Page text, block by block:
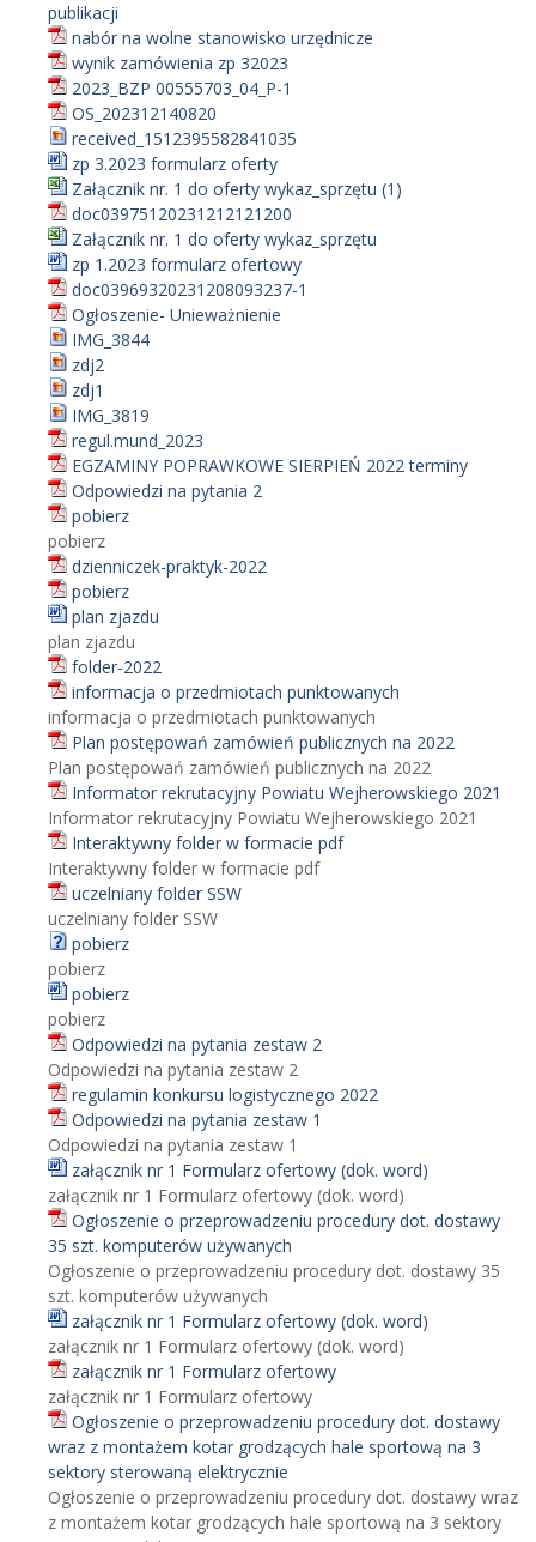
publikacji
nabór na wolne stanowisko urzędnicze
wynik zamówienia zp 32023
2023_BZP 00555703_04_P-1
OS_202312140820
received_1512395582841035
zp 3.2023 formularz oferty
Załącznik nr. 1 do oferty wykaz_sprzętu (1)
doc03975120231212121200
Załącznik nr. 1 do oferty wykaz_sprzętu
zp 1.2023 formularz ofertowy
doc03969320231208093237-1
Ogłoszenie- Unieważnienie
IMG_3844
zdj2
zdj1
IMG_3819
regul.mund_2023
EGZAMINY POPRAWKOWE SIERPIEŃ 2022 terminy
Odpowiedzi na pytania 2
pobierz
pobierz
dzienniczek-praktyk-2022
pobierz
plan zjazdu
plan zjazdu
folder-2022
informacja o przedmiotach punktowanych
informacja o przedmiotach punktowanych
Plan postępowań zamówień publicznych na 2022
Plan postępowań zamówień publicznych na 2022
Informator rekrutacyjny Powiatu Wejherowskiego 2021
Informator rekrutacyjny Powiatu Wejherowskiego 2021
Interaktywny folder w formacie pdf
Interaktywny folder w formacie pdf
uczelniany folder SSW
uczelniany folder SSW
pobierz
pobierz
pobierz
pobierz
Odpowiedzi na pytania zestaw 2
Odpowiedzi na pytania zestaw 2
regulamin konkursu logistycznego 2022
Odpowiedzi na pytania zestaw 1
Odpowiedzi na pytania zestaw 1
załącznik nr 1 Formularz ofertowy (dok. word)
załącznik nr 1 Formularz ofertowy (dok. word)
Ogłoszenie o przeprowadzeniu procedury dot. dostawy
35 szt. komputerów używanych
Ogłoszenie o przeprowadzeniu procedury dot. dostawy 35
szt. komputerów używanych
załącznik nr 1 Formularz ofertowy (dok. word)
załącznik nr 1 Formularz ofertowy (dok. word)
załącznik nr 1 Formularz ofertowy
załącznik nr 1 Formularz ofertowy
Ogłoszenie o przeprowadzeniu procedury dot. dostawy
wraz z montażem kotar grodzących hale sportową na 3
sektory sterowaną elektrycznie
Ogłoszenie o przeprowadzeniu procedury dot. dostawy wraz
z montażem kotar grodzących hale sportową na 3 sektory